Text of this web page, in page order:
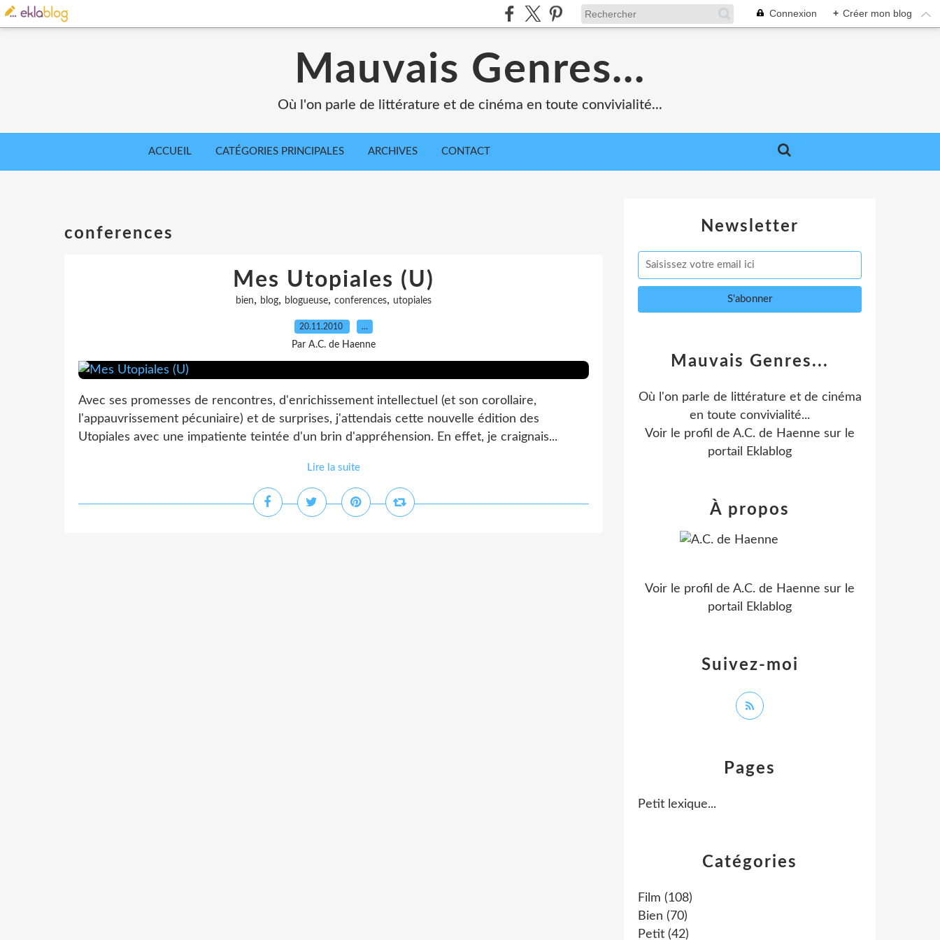
Connexion + Créer mon blog
Mauvais Genres...
Où l'on parle de littérature et de cinéma en toute convivialité...
ACCUEIL CATÉGORIES PRINCIPALES ARCHIVES CONTACT
conferences
Mes Utopiales (U)
bien, blog, blogueuse, conferences, utopiales
20.11.2010 …
Par A.C. de Haenne
Avec ses promesses de rencontres, d'enrichissement intellectuel (et son corollaire,
l'appauvrissement pécuniaire) et de surprises, j'attendais cette nouvelle édition des
Utopiales avec une impatiente teintée d'un brin d'appréhension. En effet, je craignais...
Lire la suite
Newsletter
Catégories
Film (108)
Bien (70)
Petit (42)
Pages
Petit lexique...
Mauvais Genres...
Où l'on parle de littérature et de cinéma
en toute convivialité...
Voir le profil de A.C. de Haenne sur le
portail Eklablog
Suivez-moi
À propos
Voir le profil de A.C. de Haenne sur le
portail Eklablog